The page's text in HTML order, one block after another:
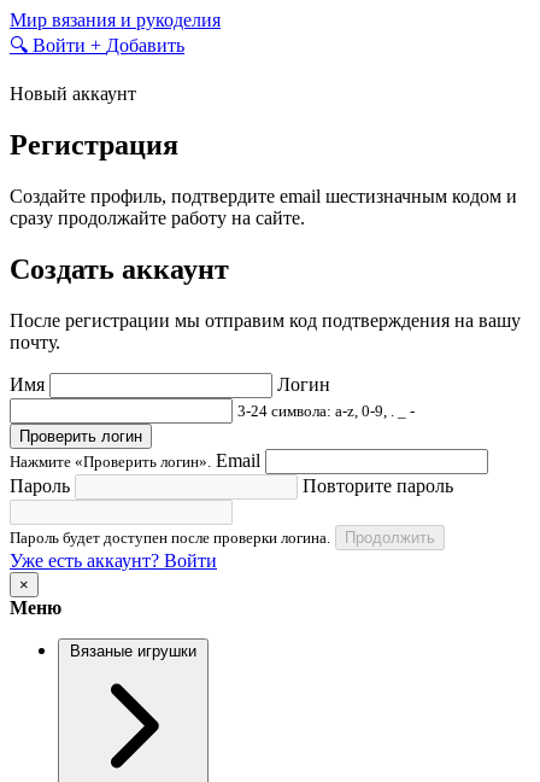
Skip
to
Мир вязания и рукоделия
🔍 Войти + Добавить
Новый аккаунт
Регистрация
Создайте профиль, подтвердите email шестизначным кодом и
сразу продолжайте работу на сайте.
Создать аккаунт
После регистрации мы отправим код подтверждения на вашу
почту.
Имя Логин
3-24 символа: a-z, 0-9, . _ -
Проверить логин
Нажмите «Проверить логин». Email
Пароль
Повторите пароль
Пароль будет доступен после проверки логина. Продолжить
Уже есть аккаунт? Войти
×
Меню
Вязаные игрушки